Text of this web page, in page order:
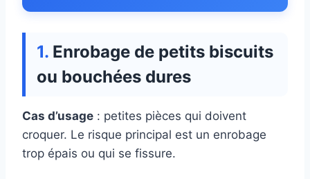
Enrobage de petits biscuits
ou bouchées dures
Cas d’usage : petites pièces qui doivent
croquer. Le risque principal est un enrobage
trop épais ou qui se fissure.